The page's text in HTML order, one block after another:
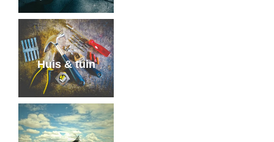
Huis & tuin